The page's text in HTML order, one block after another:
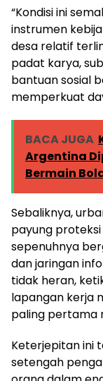
“Kondisi ini
instrumen
desa relatif
padat karya,
bantuan sosial
memperkuat
BACA JUGA
Argentina
Bermain
Sebaliknya,
payung
sepenuhnya
dan jaringan
tidak heran,
lapangan kerja
paling pertama
Keterjepitan ini
setengah